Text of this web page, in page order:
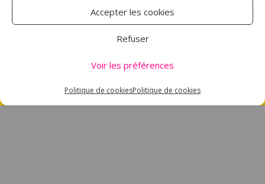
Accepter les cookies
Refuser
Voir les préférences
Politique de cookiesPolitique de cookies
ASSOCIATION CARMEN
80000 AMIENS
TÉL : 03 60 12 34 10
CARMEN@CANALNORD.ORG